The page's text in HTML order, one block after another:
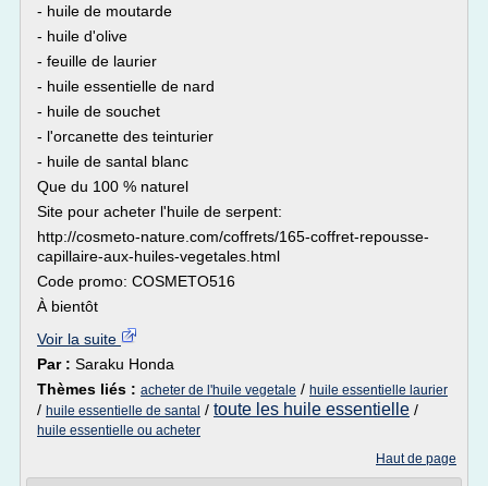
- huile de moutarde
- huile d'olive
- feuille de laurier
- huile essentielle de nard
- huile de souchet
- l'orcanette des teinturier
- huile de santal blanc
Que du 100 % naturel
Site pour acheter l'huile de serpent:
http://cosmeto-nature.com/coffrets/165-coffret-repousse-
capillaire-aux-huiles-vegetales.html
Code promo: COSMETO516
À bientôt
Voir la suite
Par : Saraku Honda
Thèmes liés : acheter de l'huile vegetale / huile essentielle laurier
/ huile essentielle de santal / toute les huile essentielle /
huile essentielle ou acheter
Haut de page